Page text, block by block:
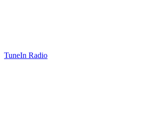
TuneIn Radio